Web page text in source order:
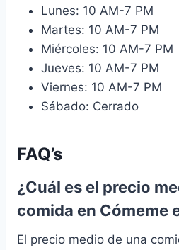
Lunes: 10 AM-7 PM
Martes: 10 AM-7 PM
Miércoles: 10 AM-7 PM
Jueves: 10 AM-7 PM
Viernes: 10 AM-7 PM
Sábado: Cerrado
FAQ’s
¿Cuál es el precio
comida en Cómeme
El precio medio de una